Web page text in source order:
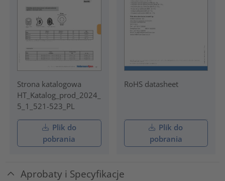
Strona katalogowa
HT_Katalog_prod_2024_
5_1_521-523_PL
Plik do
pobrania
RoHS datasheet
Plik do
pobrania
Aprobaty i Specyfikacje